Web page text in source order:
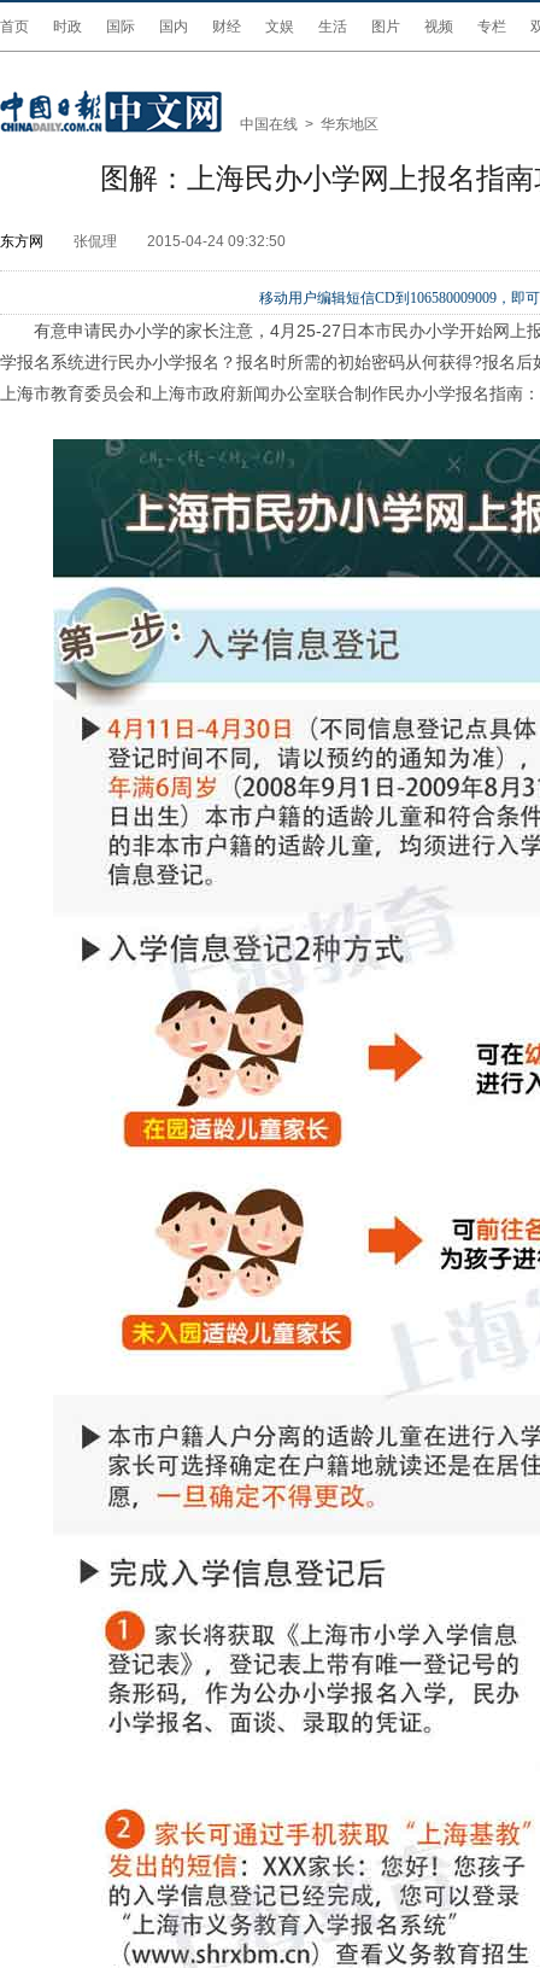
首页 时政 国际 国内 财经 文娱 生活 图片 视频 专栏
中国在线 > 华东地区
图解：上海民办小学网上报名指
东方网 张侃理 2015-04-24 09:32:50
移动用户编辑短信CD到106580009009，即
有意申请民办小学的家长注意，4月25-27日本市民办小学开始网上
学报名系统进行民办小学报名？报名时所需的初始密码从何获得?报名
上海市教育委员会和上海市政府新闻办公室联合制作民办小学报名指南：